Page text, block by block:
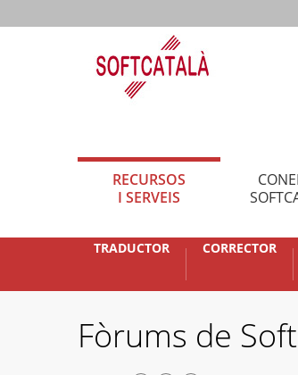
RECURSOS
I SERVEIS
TRADUCTOR CORRECTOR
Fòrums de